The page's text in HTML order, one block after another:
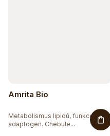
Amrita Bio
Metabolismus lipidů, funkce jater,
adaptogen. Chebule...